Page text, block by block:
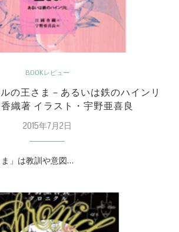
BOOKレビュー
の王さま－あるいは鉄のハインリ
織著 イラスト・宇野亜喜良
2015年7月2日
」は教訓や意図…